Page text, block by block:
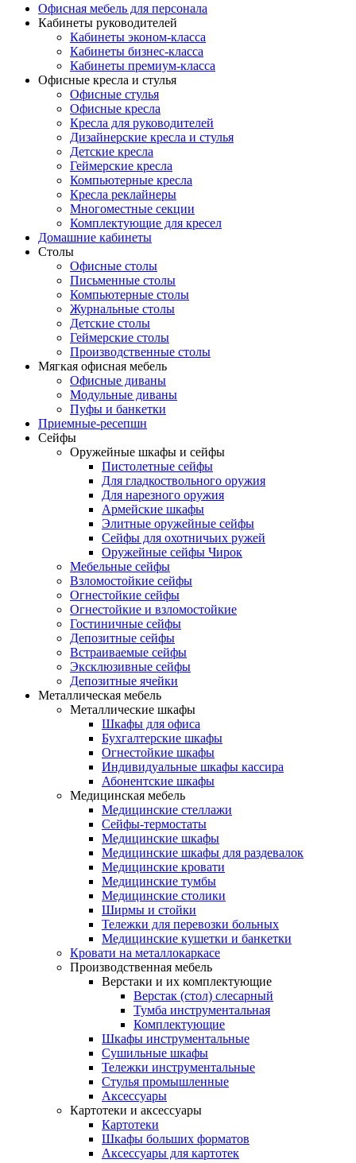
Офисная мебель для персонала
Кабинеты руководителей
Кабинеты эконом-класса
Кабинеты бизнес-класса
Кабинеты премиум-класса
Офисные кресла и стулья
Офисные стулья
Офисные кресла
Кресла для руководителей
Дизайнерские кресла и стулья
Детские кресла
Геймерские кресла
Компьютерные кресла
Кресла реклайнеры
Многоместные секции
Комплектующие для кресел
Домашние кабинеты
Столы
Офисные столы
Письменные столы
Компьютерные столы
Журнальные столы
Детские столы
Геймерские столы
Производственные столы
Мягкая офисная мебель
Офисные диваны
Модульные диваны
Пуфы и банкетки
Приемные-ресепшн
Сейфы
Оружейные шкафы и сейфы
Пистолетные сейфы
Для гладкоствольного оружия
Для нарезного оружия
Армейские шкафы
Элитные оружейные сейфы
Сейфы для охотничьих ружей
Оружейные сейфы Чирок
Мебельные сейфы
Взломостойкие сейфы
Огнестойкие сейфы
Огнестойкие и взломостойкие
Гостиничные сейфы
Депозитные сейфы
Встраиваемые сейфы
Эксклюзивные сейфы
Депозитные ячейки
Металлическая мебель
Металлические шкафы
Шкафы для офиса
Бухгалтерские шкафы
Огнестойкие шкафы
Индивидуальные шкафы кассира
Абонентские шкафы
Медицинская мебель
Медицинские стеллажи
Сейфы-термостаты
Медицинские шкафы
Медицинские шкафы для раздевалок
Медицинские кровати
Медицинские тумбы
Медицинские столики
Ширмы и стойки
Тележки для перевозки больных
Медицинские кушетки и банкетки
Кровати на металлокаркасе
Производственная мебель
Верстаки и их комплектующие
Верстак (стол) слесарный
Тумба инструментальная
Комплектующие
Шкафы инструментальные
Сушильные шкафы
Тележки инструментальные
Стулья промышленные
Аксессуары
Картотеки и аксессуары
Картотеки
Шкафы больших форматов
Аксессуары для картотек